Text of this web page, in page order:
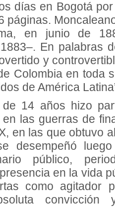
días en Bogotá
páginas.
en junio de
En palabras
y
Colombia en toda
de América
14 años hizo
en las guerras de
en las que obtuvo
desempeñó
público,
en la vida
como agitador